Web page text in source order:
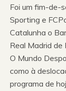
Foi um fim-de-
Sporting e
Catalunha o
Real Madrid de
O Mundo
como à
programa de